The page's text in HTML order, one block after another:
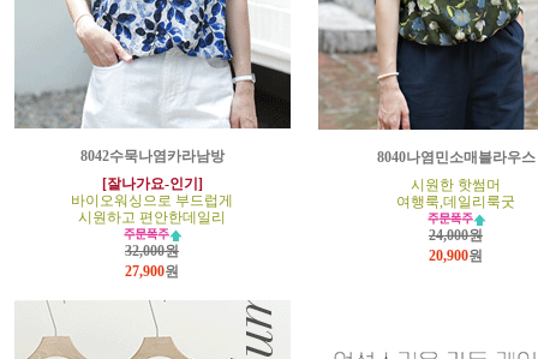
8042수묵나염카라남방
[잘나가요-인기]
바이오워싱으로 부드럽게
시원하고 편안한데일리
32,000원
27,900원
8040나염민소매블라우스
시원한 핫썸머
여행룩,데일리룩굿
24,000원
20,900원